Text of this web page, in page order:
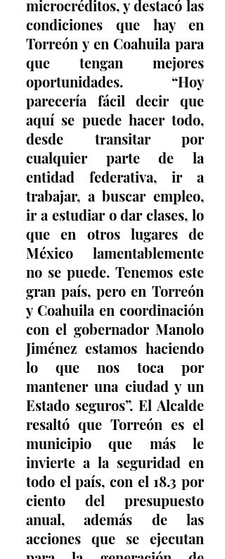
microcréditos, y destacó las
condiciones que hay en
Torreón y en Coahuila para
que tengan mejores
oportunidades. “Hoy
parecería fácil decir que
aquí se puede hacer todo,
desde transitar por
cualquier parte de la
entidad federativa, ir a
trabajar, a buscar empleo,
ir a estudiar o dar clases, lo
que en otros lugares de
México lamentablemente
no se puede. Tenemos este
gran país, pero en Torreón
y Coahuila en coordinación
con el gobernador Manolo
Jiménez estamos haciendo
lo que nos toca por
mantener una ciudad y un
Estado seguros”. El Alcalde
resaltó que Torreón es el
municipio que más le
invierte a la seguridad en
todo el país, con el 18.3 por
ciento del presupuesto
anual, además de las
acciones que se ejecutan